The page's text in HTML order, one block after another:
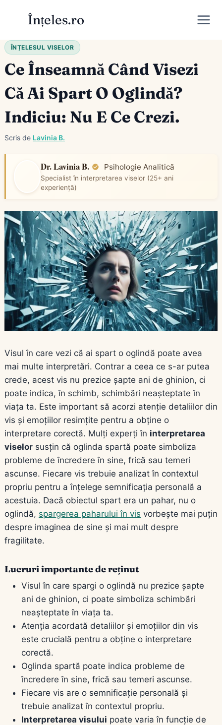
Înțeles.ro
ÎNȚELESUL VISELOR
Ce Înseamnă Când Visezi
Că Ai Spart O Oglindă?
Indiciu: Nu E Ce Crezi.
Scris de Lavinia B.
Dr. Lavinia B. Psihologie Analitică
Specialist în interpretarea viselor (25+ ani
experiență)
Visul în care vezi că ai spart o oglindă poate avea
mai multe interpretări. Contrar a ceea ce s-ar putea
crede, acest vis nu prezice șapte ani de ghinion, ci
poate indica, în schimb, schimbări neașteptate în
viața ta. Este important să acorzi atenție detaliilor din
vis și emoțiilor resimțite pentru a obține o
interpretare corectă. Mulți experți în interpretarea
viselor susțin că oglinda spartă poate simboliza
probleme de încredere în sine, frică sau temeri
ascunse. Fiecare vis trebuie analizat în contextul
propriu pentru a înțelege semnificația personală a
acestuia. Dacă obiectul spart era un pahar, nu o
oglindă, spargerea paharului în vis vorbește mai puțin
despre imaginea de sine și mai mult despre
fragilitate.
Lucruri importante de reținut
Visul în care spargi o oglindă nu prezice șapte
ani de ghinion, ci poate simboliza schimbări
neașteptate în viața ta.
Atenția acordată detaliilor și emoțiilor din vis
este crucială pentru a obține o interpretare
corectă.
Oglinda spartă poate indica probleme de
încredere în sine, frică sau temeri ascunse.
Fiecare vis are o semnificație personală și
trebuie analizat în contextul propriu.
Interpretarea visului poate varia în funcție de